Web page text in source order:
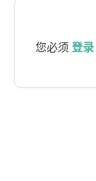
您必须 登录